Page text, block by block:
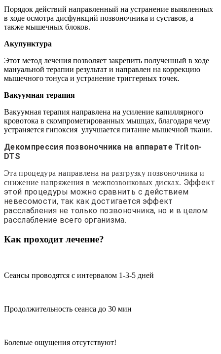
Порядок действий направленный на устранение выявленных
в ходе осмотра дисфункций позвоночника и суставов, а
также мышечных блоков.
Акупунктура
Этот метод лечения позволяет закрепить полученный в ходе
мануальной терапии результат и направлен на коррекцию
мышечного тонуса и устранение триггерных точек.
Вакуумная терапия
Вакуумная терапия направлена на усиление капиллярного
кровотока в скомпрометированных мышцах, благодаря чему
устраняется гипоксия улучшается питание мышечной ткани.
Декомпрессия позвоночника на аппарате Triton-
DTS
Эта процедура направлена на разгрузку позвоночника и
снижение напряжения в межпозвонковых дисках. Эффект
этой процедуры можно сравнить с действием
невесомости, так как достигается эффект
расслабления не только позвоночника, но и в целом
расслабление всего организма.
Как проходит лечение?
Сеансы проводятся с интервалом 1-3-5 дней
Продолжительность сеанса до 30 мин
Болевые ощущения отсутствуют!